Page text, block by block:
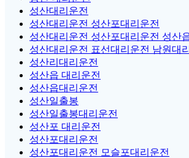
성산대리운전
성산대리운전 성산포대리운전
성산대리운전 성산포대리운전 성산
성산대리운전 표선대리운전 남원대
성산리대리운전
성산읍 대리운전
성산읍대리운전
성산일출봉
성산일출봉대리운전
성산포 대리운전
성산포대리운전
성산포대리운전 모슬포대리운전